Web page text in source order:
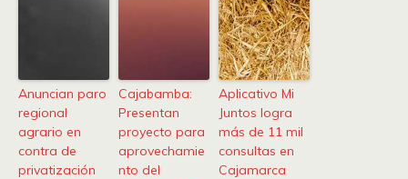
Anuncian paro
regional
agrario en
contra de
privatización
Cajabamba:
Presentan
proyecto para
aprovechamie
nto del
Aplicativo Mi
Juntos logra
más de 11 mil
consultas en
Cajamarca